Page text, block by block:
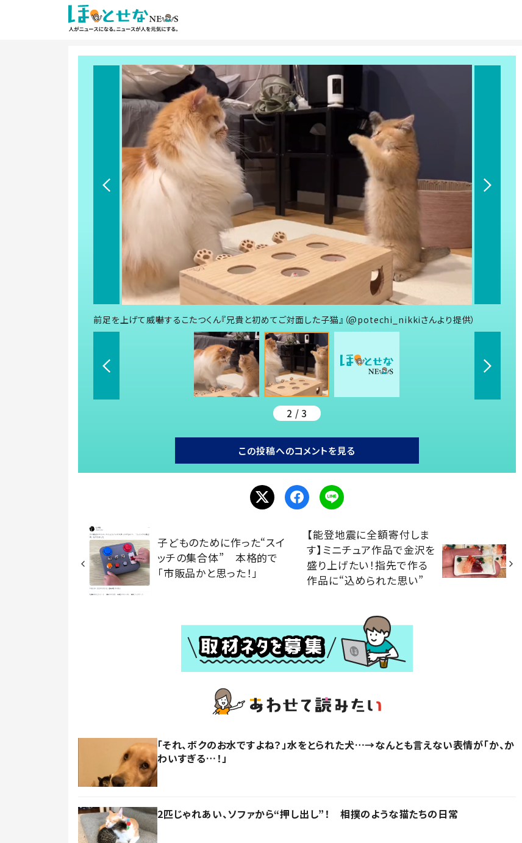
前足を上げて威嚇するこたつくん『兄貴と初めてご対面した子猫』（@potechi_nikkiさんより提供）
2 / 3
この投稿へのコメントを見る
子どものために作った“スイ
ッチの集合体” 本格的で
「市販品かと思った！」
【能登地震に全額寄付しま
す】ミニチュア作品で金沢を
盛り上げたい！指先で作る
作品に“込められた思い”
「それ、ボクのお水ですよね？」水をとられた犬…→なんとも言えない表情が「か、か
わいすぎる…！」
2匹じゃれあい、ソファから“押し出し”！ 相撲のような猫たちの日常